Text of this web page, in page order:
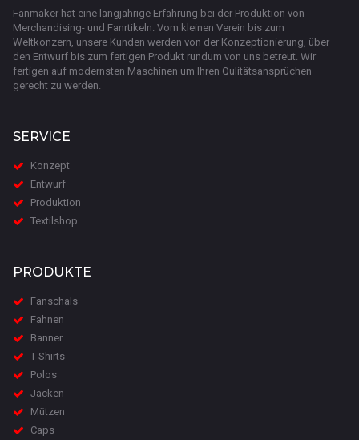
Fanmaker hat eine langjährige Erfahrung bei der Produktion von
Merchandising- und Fanrtikeln. Vom kleinen Verein bis zum
Weltkonzern, unsere Kunden werden von der Konzeptionierung, über
den Entwurf bis zum fertigen Produkt rundum von uns betreut. Wir
fertigen auf modernsten Maschinen um Ihren Qulitätsansprüchen
gerecht zu werden.
SERVICE
Konzept
Entwurf
Produktion
Textilshop
PRODUKTE
Fanschals
Fahnen
Banner
T-Shirts
Polos
Jacken
Mützen
Caps